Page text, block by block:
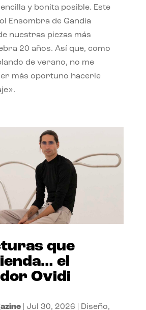
y bonita posible. Este
Ensombra de Gandia
nuestras piezas más
20 años. Así que, como
de verano, no me
más oportuno hacerle
que
el
Ovidi
| Jul 30, 2026 Diseño,